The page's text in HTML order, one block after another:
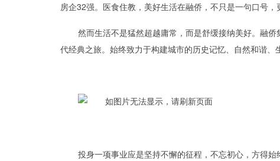
房企32强。医食住教，美好生活在融侨，不只是一句口号，
然而生活不是猛然超越庸常，而是舒缓接纳美好。融
代经典之旅。始终致力于构建城市的历史记忆、自然和谐、
投身一项事业应是坚持不懈的征程，不忘初心，方得始